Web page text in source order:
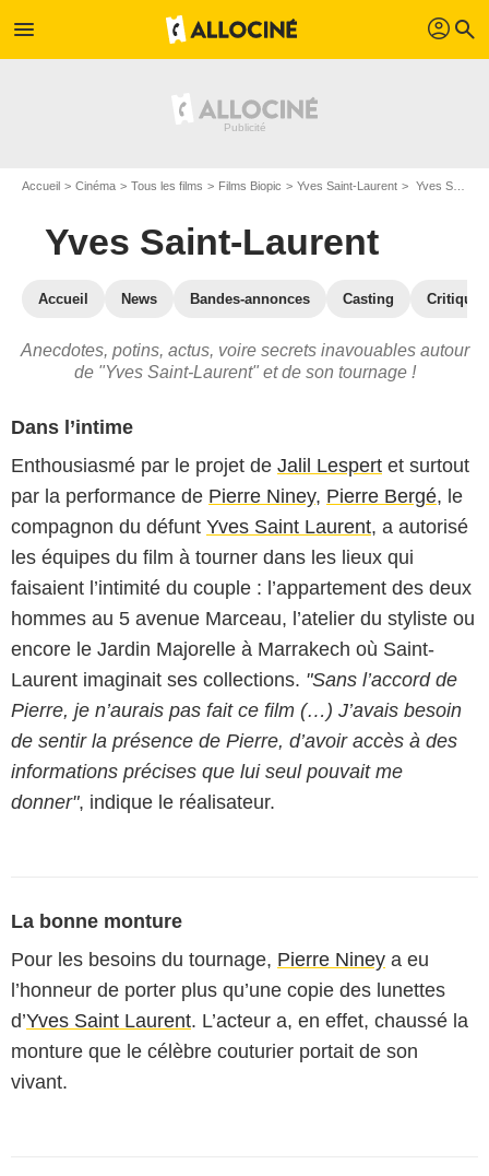
menu profil search
Accueil Cinéma Tous les films Films Biopic Yves Saint-Laurent Yves Saint-Laurent : les secrets du tournage
Yves Saint-Laurent
Accueil News Bandes-annonces Casting
Anecdotes, potins, actus, voire secrets inavouables autour
de "Yves Saint-Laurent" et de son tournage !
Dans l’intime
Enthousiasmé par le projet de Jalil Lespert et surtout
par la performance de Pierre Niney, Pierre Bergé, le
compagnon du défunt Yves Saint Laurent, a autorisé
les équipes du film à tourner dans les lieux qui
faisaient l’intimité du couple : l’appartement des deux
hommes au 5 avenue Marceau, l’atelier du styliste ou
encore le Jardin Majorelle à Marrakech où Saint-
Laurent imaginait ses collections. "Sans l’accord de
Pierre, je n’aurais pas fait ce film (…) J’avais besoin
de sentir la présence de Pierre, d’avoir accès à des
informations précises que lui seul pouvait me
donner", indique le réalisateur.
La bonne monture
Pour les besoins du tournage, Pierre Niney a eu
l’honneur de porter plus qu’une copie des lunettes
d’Yves Saint Laurent. L’acteur a, en effet, chaussé la
monture que le célèbre couturier portait de son
vivant.